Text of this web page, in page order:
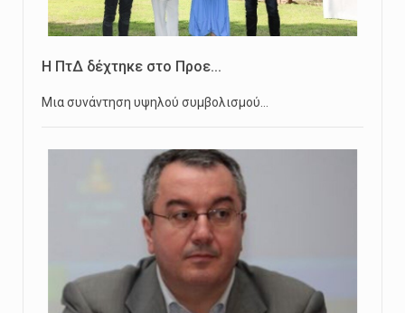
Η ΠτΔ δέχτηκε στο Προε...
Μια συνάντηση υψηλού συμβολισμού…